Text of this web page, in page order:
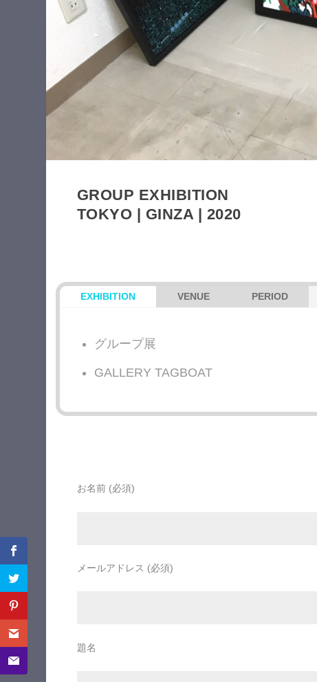
GROUP EXHIBITION
TOKYO | GINZA | 2020
EXHIBITION VENUE PERIOD
グループ展
GALLERY TAGBOAT
お名前 (必須)
メールアドレス (必須)
題名